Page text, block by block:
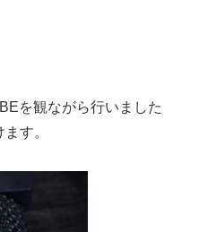
を観ながら行いました
す。